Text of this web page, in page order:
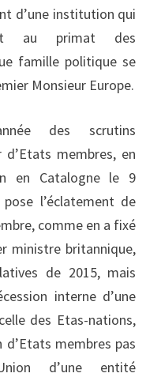
d’une institution qui
au primat des
famille politique se
Monsieur Europe.
des scrutins
membres, en
en Catalogne le 9
l’éclatement de
comme en a fixé
ministre britannique,
de 2015, mais
interne d’une
des Etas-nations,
membres pas
d’une entité